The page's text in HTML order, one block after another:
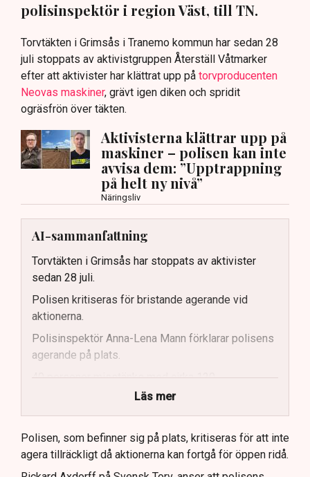
polisinspektör i region Väst, till TN.
Torvtäkten i Grimsås i Tranemo kommun har sedan 28
juli stoppats av aktivistgruppen Återställ Våtmarker
efter att aktivister har klättrat upp på torvproducenten
Neovas maskiner, grävt igen diken och spridit
ogräsfrön över täkten.
Aktivisterna klättrar upp på
maskiner – polisen kan inte
avvisa dem: ”Upptrappning
på helt ny nivå”
Näringsliv
AI-sammanfattning
Torvtäkten i Grimsås har stoppats av aktivister
sedan 28 juli.
Polisen kritiseras för bristande agerande vid
aktionerna.
Polisinspektör Anna-Lena Mann förklarar polisens
agerande på plats.
40 personer misstänks med cirka 120
brottsmisstankar kopplade.
Polisen använder drönare och uniformerad polis
för att dokumentera bevis.
Samtidigt är polisarbetet komplext när det gäller
att navigera juridiska rättigheter och gränser.
Läs mer
Polisen, som befinner sig på plats, kritiseras för att inte
agera tillräckligt då aktionerna kan fortgå för öppen ridå.